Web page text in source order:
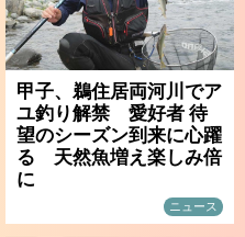
甲子、鵜住居両河川でア
ユ釣り解禁 愛好者 待
望のシーズン到来に心躍
る 天然魚増え楽しみ倍
に
ニュース